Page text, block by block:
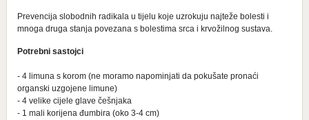
Prevencija slobodnih radikala u tijelu koje uzrokuju najteže bolesti i
mnoga druga stanja povezana s bolestima srca i krvožilnog sustava.
Potrebni sastojci
- 4 limuna s korom (ne moramo napominjati da pokušate pronaći
organski uzgojene limune)
- 4 velike cijele glave češnjaka
- 1 mali korijena đumbira (oko 3-4 cm)